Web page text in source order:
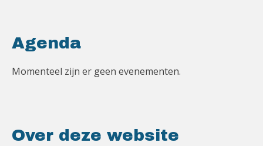
Agenda
Momenteel zijn er geen evenementen.
Over deze website